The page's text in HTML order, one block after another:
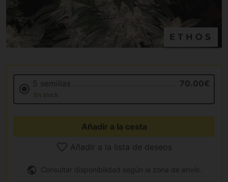
5 semillas 70.00€
En stock
Añadir a la cesta
Añadir a la lista de deseos
Consultar disponibilidad según la zona de envío.